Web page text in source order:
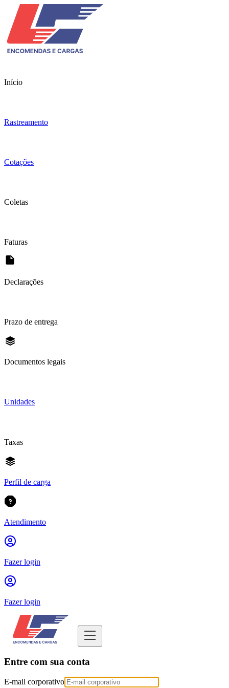
Início
Rastreamento
Cotações
Coletas
Faturas
Declarações
Prazo de entrega
Documentos legais
Unidades
Taxas
Perfil de carga
Atendimento
Fazer login
Fazer login
Entre com sua conta
E-mail corporativo